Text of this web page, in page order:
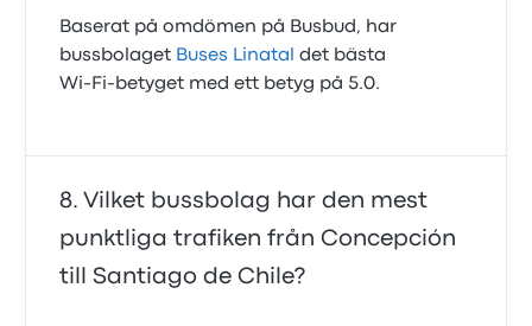
Baserat på omdömen på Busbud, har
bussbolaget Buses Linatal
det bästa
Wi‑Fi‑betyget med ett betyg på 5.0.
Vilket bussbolag har den mest
punktliga trafiken från Concepción
till Santiago de Chile?